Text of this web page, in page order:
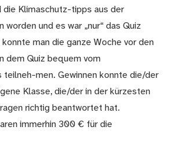
die Klimaschutz-tipps aus der
worden und es war „nur“ das Quiz
man die ganze Woche vor den
dem Quiz bequem vom
teilneh-men. Gewinnen konnte die/der
Klasse, die/der in der kürzesten
richtig beantwortet hat.
immerhin 300 € für die